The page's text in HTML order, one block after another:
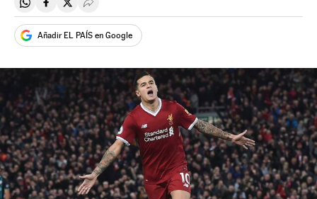
Compartir en Whatsapp
Compartir en Facebook
Compartir en Twitter
Desplegar Redes Sociales
Añadir EL PAÍS en Google